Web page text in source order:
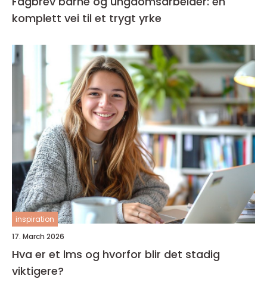
komplett vei til et trygt yrke
inspiration
17. March 2026
Hva er et lms og hvorfor blir det stadig
viktigere?